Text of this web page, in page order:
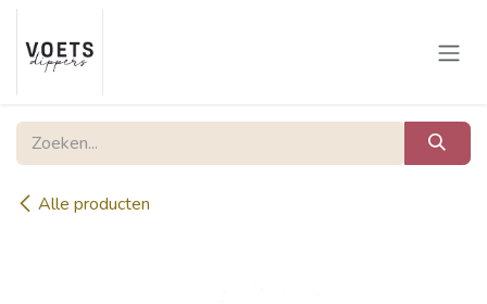
Overslaan naar inhoud
Alle producten